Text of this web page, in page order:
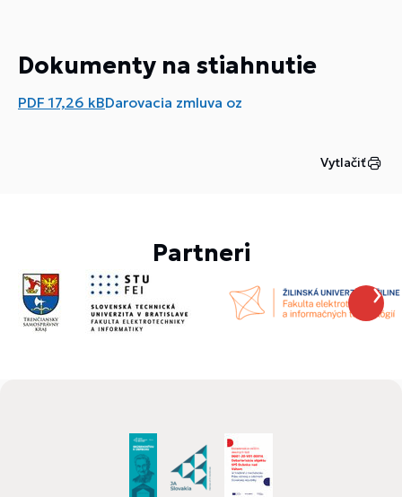
Dokumenty na stiahnutie
PDF17,26 kBDarovacia zmluva oz
Vytlačiť
Partneri